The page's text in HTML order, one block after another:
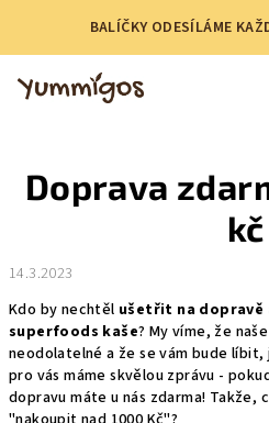
obsah
BALÍČKY ODESÍLÁME
Doprava
kč
14.3.2023
Kdo by nechtěl ušetřit na dopravě
superfoods kaše? My víme, že
neodolatelné a že se vám bude
pro vás máme skvělou zprávu -
dopravu máte u nás zdarma! Takže,